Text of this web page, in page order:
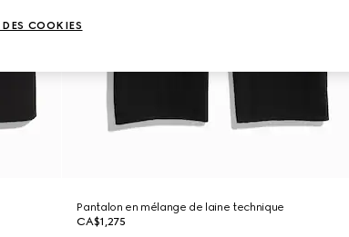
Pantalon en mélange de laine technique
CA$1,275
DES COOKIES